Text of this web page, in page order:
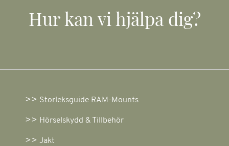
Hur kan vi hjälpa dig?
Storleksguide RAM-Mounts
Hörselskydd & Tillbehör
Jakt